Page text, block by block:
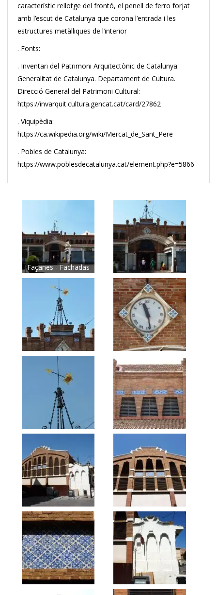
característic rellotge del frontó, el penell de ferro forjat
amb l’escut de Catalunya que corona l’entrada i les
estructures metàl·liques de l’interior
. Fonts:
. Inventari del Patrimoni Arquitectònic de Catalunya.
Generalitat de Catalunya. Departament de Cultura.
Direcció General del Patrimoni Cultural:
https://invarquit.cultura.gencat.cat/card/27862
. Viquipèdia:
https://ca.wikipedia.org/wiki/Mercat_de_Sant_Pere
. Pobles de Catalunya:
https://www.poblesdecatalunya.cat/element.php?e=5866
Façanes - Fachadas